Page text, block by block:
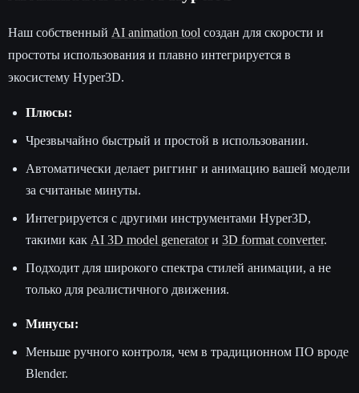
Наш собственный AI animation tool создан для скорости и
простоты использования и плавно интегрируется в
экосистему Hyper3D.
Плюсы:
Чрезвычайно быстрый и простой в использовании.
Автоматически делает риггинг и анимацию вашей модели
за считаные минуты.
Интегрируется с другими инструментами Hyper3D,
такими как AI 3D model generatorи 3D format converter.
Подходит для широкого спектра стилей анимации, а не
только для реалистичного движения.
Минусы:
Меньше ручного контроля, чем в традиционном ПО вроде
Blender.